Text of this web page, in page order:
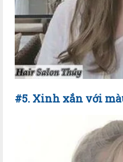
#5. Xinh xắn với